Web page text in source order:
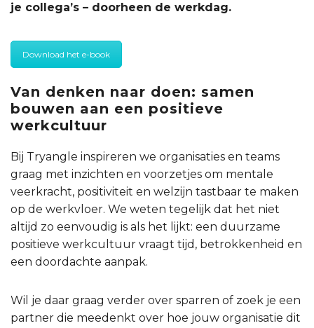
je collega’s – doorheen de werkdag.
Download het e-book
Van denken naar doen: samen
bouwen aan een positieve
werkcultuur
Bij Tryangle inspireren we organisaties en teams
graag met inzichten en voorzetjes om mentale
veerkracht, positiviteit en welzijn tastbaar te maken
op de werkvloer. We weten tegelijk dat het niet
altijd zo eenvoudig is als het lijkt: een duurzame
positieve werkcultuur vraagt tijd, betrokkenheid en
een doordachte aanpak.
Wil je daar graag verder over sparren of zoek je een
partner die meedenkt over hoe jouw organisatie dit